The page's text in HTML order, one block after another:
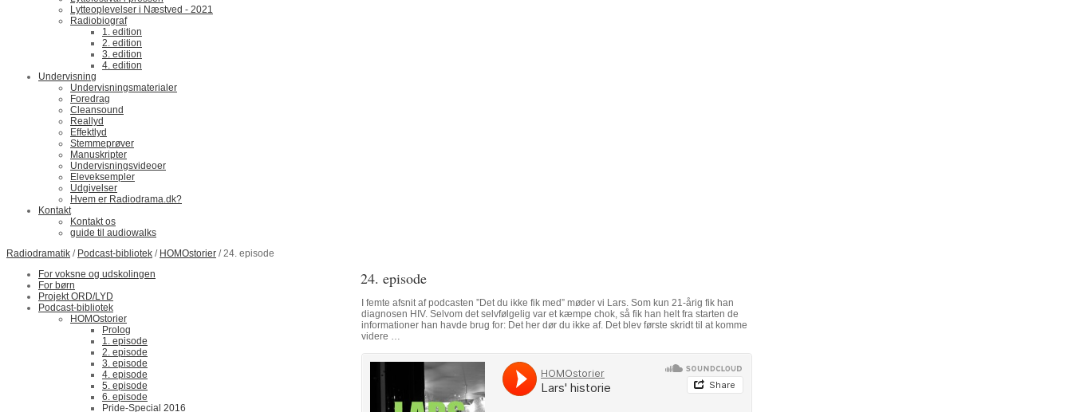
Lytteoplevelser i Næstved - 2021
Radiobiograf
1. edition
2. edition
3. edition
4. edition
Undervisning
Undervisningsmaterialer
Foredrag
Cleansound
Reallyd
Effektlyd
Stemmeprøver
Manuskripter
Undervisningsvideoer
Eleveksempler
Udgivelser
Hvem er Radiodrama.dk?
Kontakt
Kontakt os
guide til audiowalks
Radiodramatik / Podcast-bibliotek / HOMOstorier / 24. episode
For voksne og udskolingen
For børn
Projekt ORD/LYD
Podcast-bibliotek
HOMOstorier
Prolog
1. episode
2. episode
3. episode
4. episode
5. episode
6. episode
Pride-Special 2016
24. episode
I femte afsnit af podcasten ”Det du ikke fik med” møder vi Lars. Som kun 21-årig fik han
diagnosen HIV. Selvom det selvfølgelig var et kæmpe chok, så fik han helt fra starten de
informationer han havde brug for: Det her dør du ikke af. Det blev første skridt til at komme
videre …